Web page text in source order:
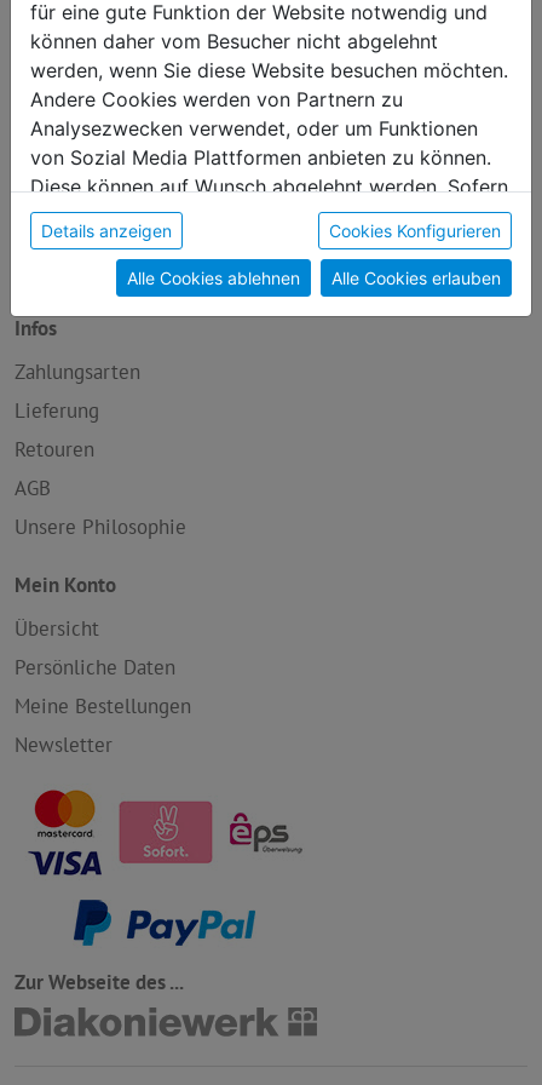
Neu im Sortiment
Handwerk
Genuss
Kunst
Produkte mit Sinn
Wellness
Infos
Zahlungsarten
Lieferung
Retouren
AGB
Unsere Philosophie
Mein Konto
Übersicht
Persönliche Daten
Meine Bestellungen
Newsletter
Zur Webseite des ...
für eine gute Funktion der Website notwendig und
können daher vom Besucher nicht abgelehnt
werden, wenn Sie diese Website besuchen möchten.
Andere Cookies werden von Partnern zu
Analysezwecken verwendet, oder um Funktionen
von Sozial Media Plattformen anbieten zu können.
Diese können auf Wunsch abgelehnt werden. Sofern
sie unsere Webseite weiter nutzen, geben Sie
Einwilligung zu unseren Cookies.
Details anzeigen Cookies Konfigurieren
Alle Cookies ablehnen Alle Cookies erlauben